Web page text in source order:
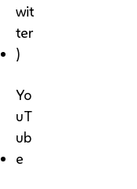
wit
ter
)
Yo
uT
ub
e